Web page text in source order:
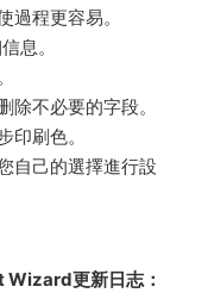
程更容易。
息。
不必要的字段。
刷色。
自己的選擇進行設
更新日志：